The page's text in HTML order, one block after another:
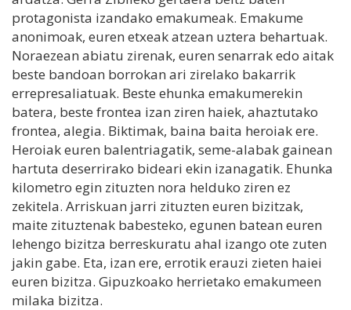
protagonista izandako emakumeak. Emakume
anonimoak, euren etxeak atzean uztera behartuak.
Noraezean abiatu zirenak, euren senarrak edo aitak
beste bandoan borrokan ari zirelako bakarrik
errepresaliatuak. Beste ehunka emakumerekin
batera, beste frontea izan ziren haiek, ahaztutako
frontea, alegia. Biktimak, baina baita heroiak ere.
Heroiak euren balentriagatik, seme-alabak gainean
hartuta deserrirako bideari ekin izanagatik. Ehunka
kilometro egin zituzten nora helduko ziren ez
zekitela. Arriskuan jarri zituzten euren bizitzak,
maite zituztenak babesteko, egunen batean euren
lehengo bizitza berreskuratu ahal izango ote zuten
jakin gabe. Eta, izan ere, errotik erauzi zieten haiei
euren bizitza. Gipuzkoako herrietako emakumeen
milaka bizitza.